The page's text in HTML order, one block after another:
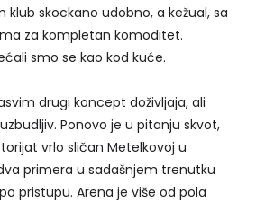
klub skockano udobno, a kežual, sa
za kompletan komoditet.
smo se kao kod kuće.
drugi koncept doživljaja, ali
Ponovo je u pitanju skvot,
vrlo sličan Metelkovoj u
primera u sadašnjem trenutku
pristupu. Arena je više od pola